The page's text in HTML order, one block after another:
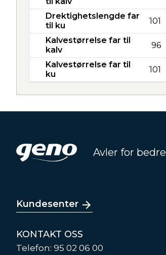
Drektighetslengde far
til ku
101
Kalvestørrelse far til
kalv
96
Kalvestørrelse far til
ku
101
Avler for bedre
Kundesenter
KONTAKT OSS
Telefon: 95 02 06 00